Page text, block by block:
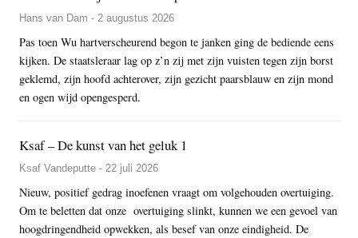
Hans van Dam - 2 augustus 2026
Pas toen Wu hartverscheurend begon te janken ging de bediende eens
kijken. De staatsleraar lag op z’n zij met zijn vuisten tegen zijn borst
geklemd, zijn hoofd achterover, zijn gezicht paarsblauw en zijn mond
en ogen wijd opengesperd.
Ksaf – De kunst van het geluk 1
Ksaf Vandeputte - 22 juli 2026
Nieuw, positief gedrag inoefenen vraagt om volgehouden overtuiging.
Om te beletten dat onze overtuiging slinkt, kunnen we een gevoel van
hoogdringendheid opwekken, als besef van onze eindigheid. De